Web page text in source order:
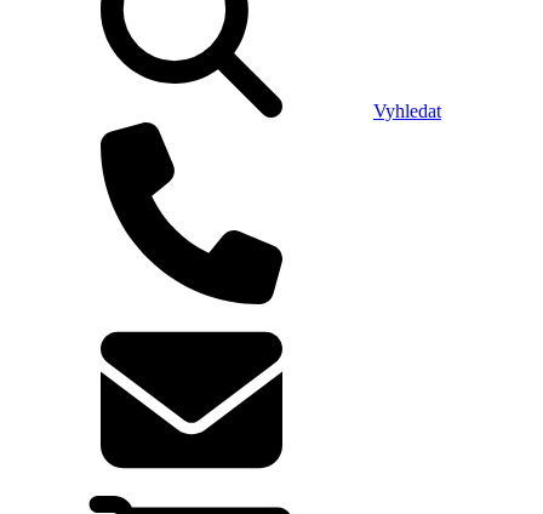
Vyhledat